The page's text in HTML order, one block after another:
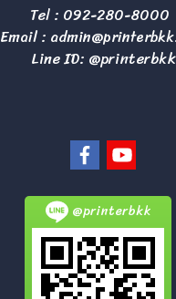
Tel : 092-280-8000
Email :
Line ID: @printerbkk
@printerbkk